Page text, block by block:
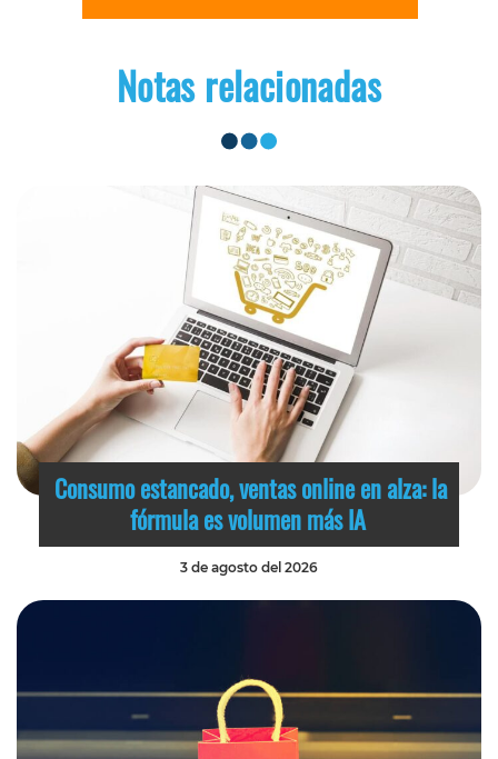
Notas relacionadas
Consumo estancado, ventas online en alza: la
fórmula es volumen más IA
3 de agosto del 2026